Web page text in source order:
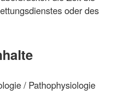
oder des
/ Pathophysiologie